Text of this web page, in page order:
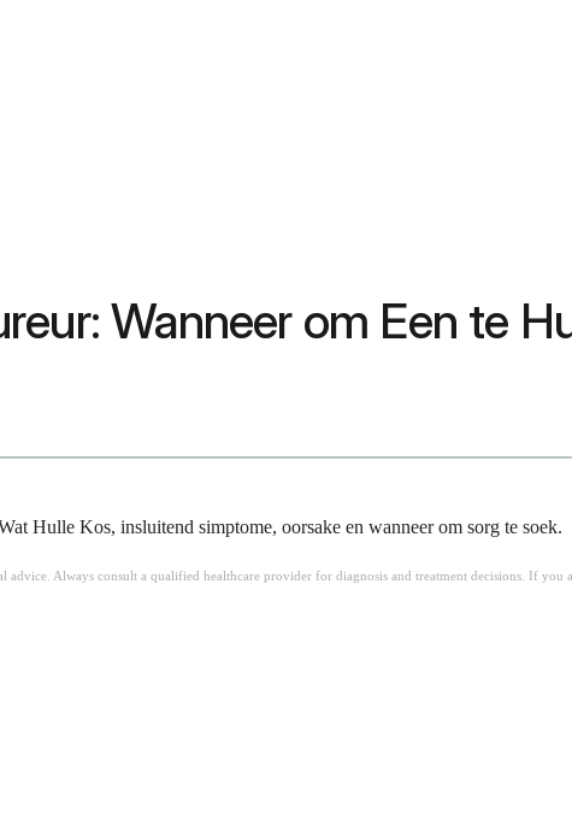
Wanneer om Een te
Hulle Kos, insluitend simptome, oorsake en wanneer om sorg te soek.
Always consult a qualified healthcare provider for diagnosis and treatment decisions. If